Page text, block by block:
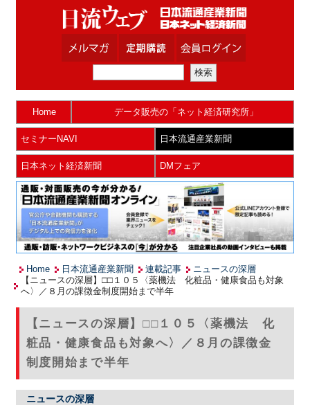
Home データ販売の「ネット経済研究所」
セミナーNAVI 日本流通産業新聞
日本ネット経済新聞 DMフェア
Home 日本流通産業新聞 連載記事
ニュースの深層
【ニュースの深層】□□１０５〈薬機法 化粧品・健康食品も対象
へ〉／８月の課徴金制度開始まで半年
【ニュースの深層】□□１０５〈薬機法 化
粧品・健康食品も対象へ〉／８月の課徴金
制度開始まで半年
ニュースの深層